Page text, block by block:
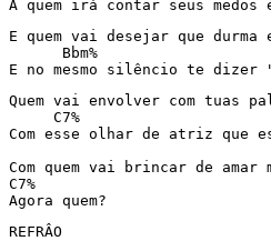
A quem irá contar seus
E quem vai desejar que durma
      Bbm%
E no mesmo silêncio te dizer
Quem vai envolver com tuas
     C7%
Com esse olhar de atriz que
Com quem vai brincar de amar
C7%
Agora quem?
REFRÂO